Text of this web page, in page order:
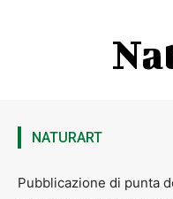
NATURART
Pubblicazione di punta